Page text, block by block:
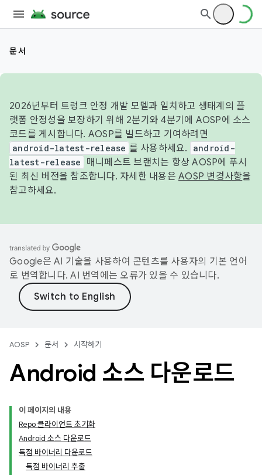
문서
2026년부터 트렁크 안정 개발 모델과 일치하고 생태계의 플
랫폼 안정성을 보장하기 위해 2분기와 4분기에 AOSP에 소스
코드를 게시합니다. AOSP를 빌드하고 기여하려면
android-latest-release 를 사용하세요.
android-
latest-release
매니페스트 브랜치는 항상 AOSP에 푸시
된 최신 버전을 참조합니다. 자세한 내용은 AOSP 변경사항을
참고하세요.
Google은 AI 기술을 사용하여 콘텐츠를 사용자의 기본 언어
로 번역합니다. AI 번역에는 오류가 있을 수 있습니다.
AOSP 문서 시작하기
Android 소스 다운로드
이 페이지의 내용
Repo 클라이언트 초기화
Android 소스 다운로드
독점 바이너리 다운로드
독점 바이너리 추출